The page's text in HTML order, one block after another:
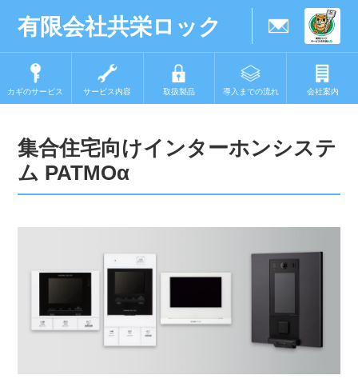
有限会社共栄ロック
カギのサービス サービス内容 取扱製品 導入までの流れ 会社案内
集合住宅向けインターホンシステ
ム PATMOα